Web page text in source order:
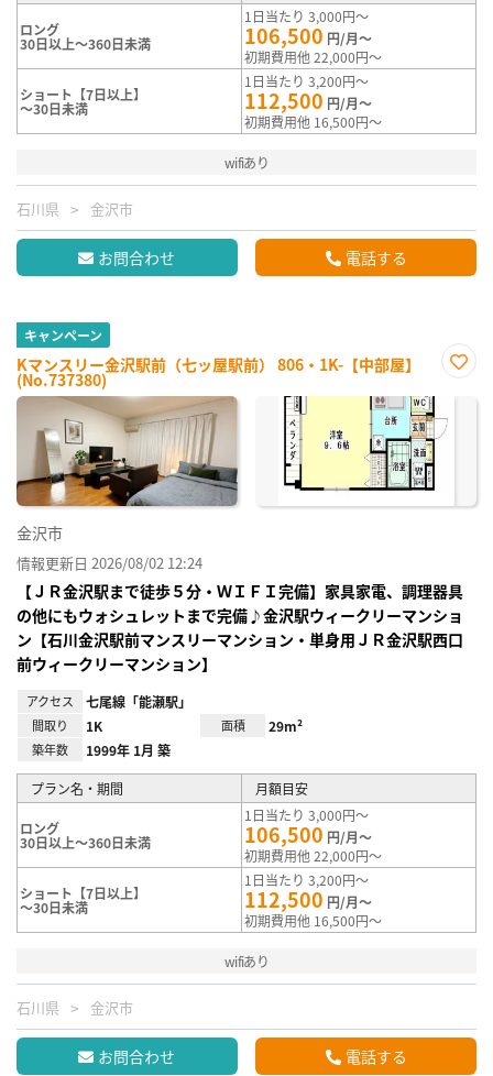
ロング
30日以上～360日未満
1日当たり 3,000円～
106,500 円/月～
初期費用他 22,000円～
ショート【7日以上】
～30日未満
1日当たり 3,200円～
112,500 円/月～
初期費用他 16,500円～
wifiあり
石川県 金沢市
お問合わせ 電話する
キャンペーン
Kマンスリー金沢駅前（七ッ屋駅前） 806・1K-【中部屋】
(No.737380)
に入
り登
録
金沢市
情報更新日 2026/08/02 12:24
【ＪＲ金沢駅まで徒歩５分・ＷＩＦＩ完備】家具家電、調理器具
の他にもウォシュレットまで完備♪金沢駅ウィークリーマンショ
ン【石川金沢駅前マンスリーマンション・単身用ＪＲ金沢駅西口
前ウィークリーマンション】
アクセス 七尾線「能瀬駅」
間取り 1K 面積 29m²
築年数 1999年 1月 築
プラン名・期間 月額目安
ロング
30日以上～360日未満
1日当たり 3,000円～
106,500 円/月～
初期費用他 22,000円～
ショート【7日以上】
～30日未満
1日当たり 3,200円～
112,500 円/月～
初期費用他 16,500円～
wifiあり
石川県 金沢市
お問合わせ 電話する